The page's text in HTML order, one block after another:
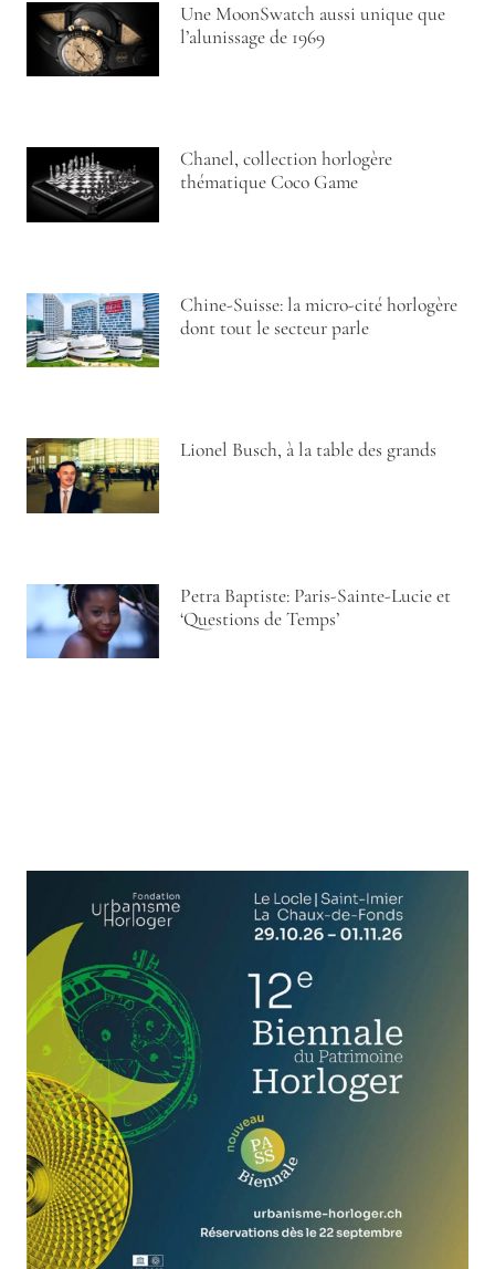
Une MoonSwatch aussi unique que
l’alunissage de 1969
Chanel, collection horlogère
thématique Coco Game
Chine-Suisse: la micro-cité horlogère
dont tout le secteur parle
Lionel Busch, à la table des grands
Petra Baptiste: Paris-Sainte-Lucie et
‘Questions de Temps’